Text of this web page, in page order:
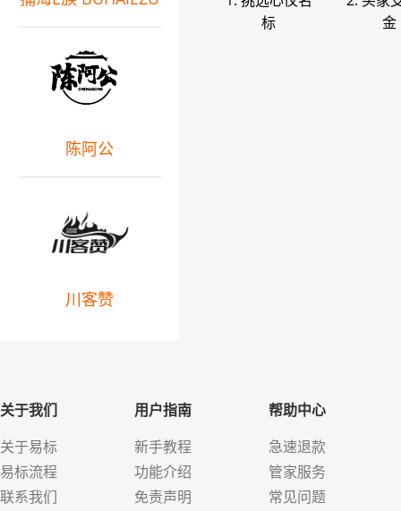
标
金
陈阿公
川客赞
关于我们
关于易标
易标流程
联系我们
用户指南
新手教程
功能介绍
免责声明
帮助中心
急速退款
管家服务
常见问题